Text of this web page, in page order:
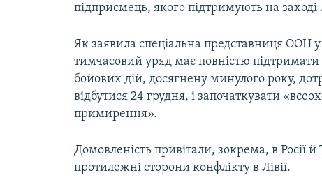
підприємець, якого підтримують на заході
Як заявила спеціальна представниця ООН у
тимчасовий уряд має повністю
бойових дій, досягнену минулого року,
відбутися 24 грудня, і започаткувати
примирення».
Домовленість привітали, зокрема, в Росії
протилежні сторони конфлікту в Лівії.